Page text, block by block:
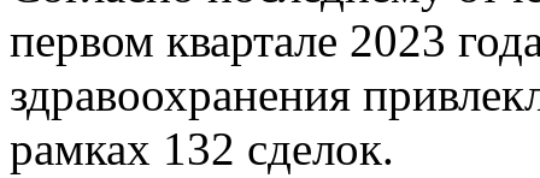
первом квартале 2023
здравоохранения
рамках 132 сделок.